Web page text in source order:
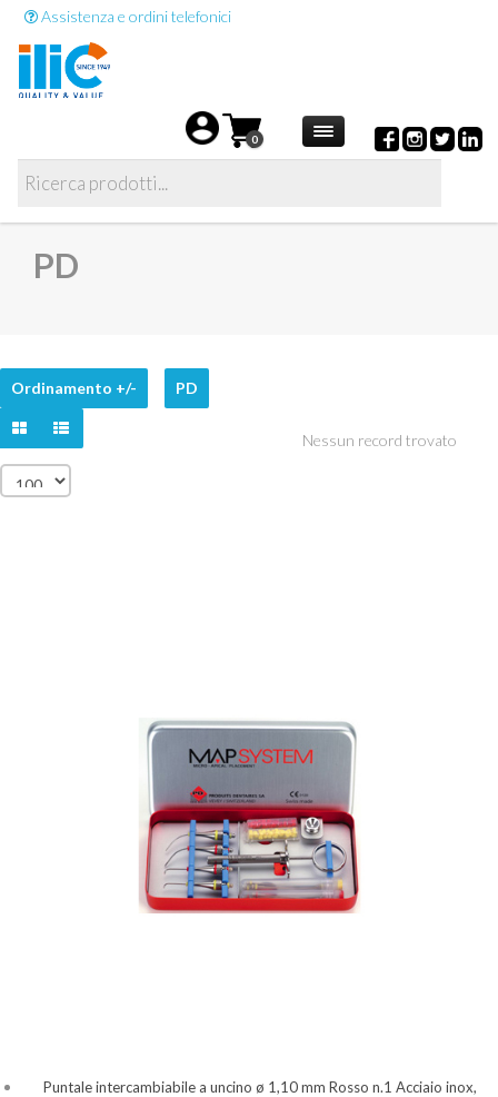
Assistenza e ordini telefonici
0
PD
Ordinamento +/- PD
Nessun record trovato
Puntale intercambiabile a uncino ø 1,10 mm Rosso n.1 Acciaio inox,